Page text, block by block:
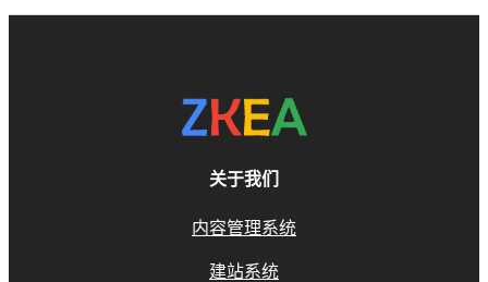
关于我们
内容管理系统
建站系统